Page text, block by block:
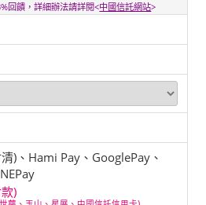
回饋，詳細辦法請詳閱<中國信託網站>
)、Hami Pay、GooglePay、
)